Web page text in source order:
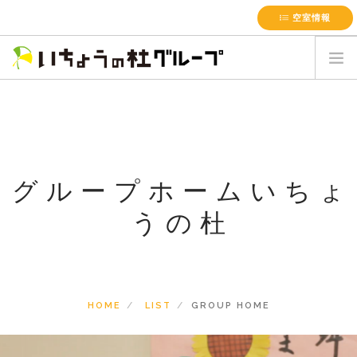
空室情報
サービス一覧
最新のお知らせ
グループホームいちょ
うの杜
HOME LIST GROUP HOME